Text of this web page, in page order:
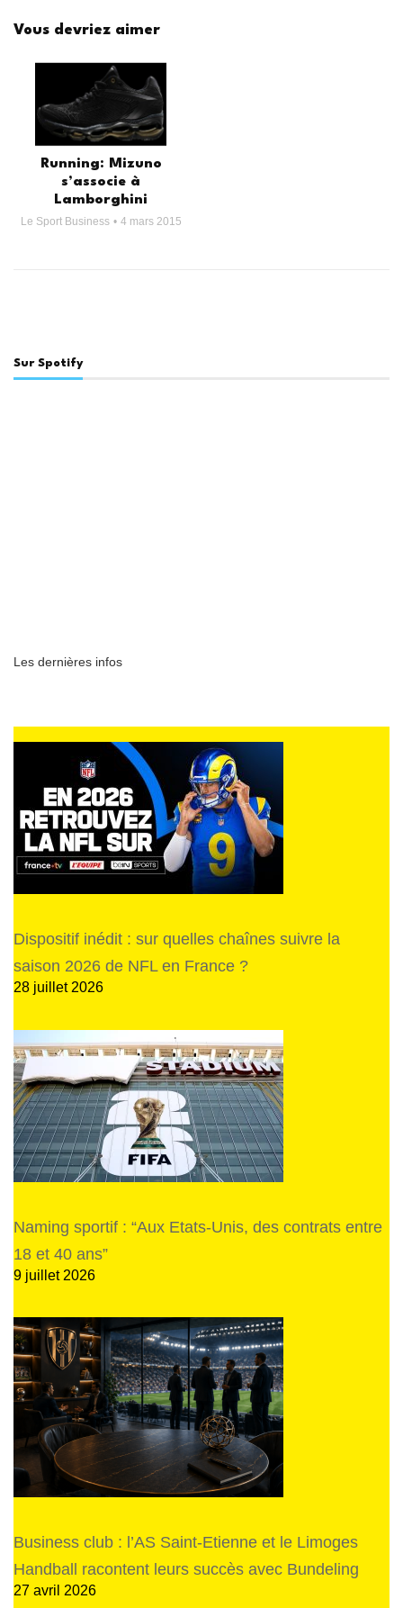
Vous devriez aimer
Running: Mizuno
s’associe à
Lamborghini
Le Sport Business 4 mars 2015
Sur Spotify
Les dernières infos
Dispositif inédit : sur quelles chaînes suivre la
saison 2026 de NFL en France ?
28 juillet 2026
Naming sportif : “Aux Etats-Unis, des contrats entre
18 et 40 ans”
9 juillet 2026
Business club : l’AS Saint-Etienne et le Limoges
Handball racontent leurs succès avec Bundeling
27 avril 2026